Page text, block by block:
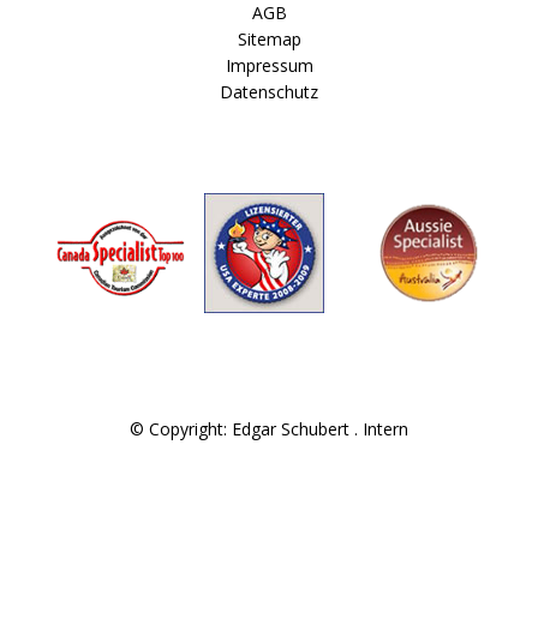
AGB
Sitemap
Impressum
Datenschutz
© Copyright: Edgar Schubert . Intern